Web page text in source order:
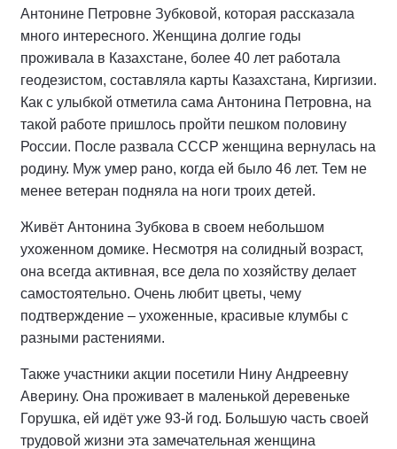
Антонине Петровне Зубковой, которая рассказала
много интересного. Женщина долгие годы
проживала в Казахстане, более 40 лет работала
геодезистом, составляла карты Казахстана, Киргизии.
Как с улыбкой отметила сама Антонина Петровна, на
такой работе пришлось пройти пешком половину
России. После развала СССР женщина вернулась на
родину. Муж умер рано, когда ей было 46 лет. Тем не
менее ветеран подняла на ноги троих детей.
Живёт Антонина Зубкова в своем небольшом
ухоженном домике. Несмотря на солидный возраст,
она всегда активная, все дела по хозяйству делает
самостоятельно. Очень любит цветы, чему
подтверждение – ухоженные, красивые клумбы с
разными растениями.
Также участники акции посетили Нину Андреевну
Аверину. Она проживает в маленькой деревеньке
Горушка, ей идёт уже 93-й год. Большую часть своей
трудовой жизни эта замечательная женщина